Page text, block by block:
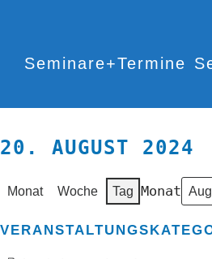
Seminare+Termine
20. AUGUST 2024
Monat Woche Tag Monat